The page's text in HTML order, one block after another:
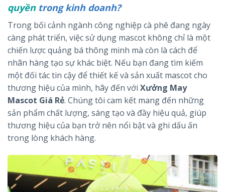
quyềntrong kinh doanh?
Trong bối cảnh ngành công nghiệp cà phê đang ngày
càng phát triển, việc sử dụng mascot không chỉ là một
chiến lược quảng bá thông minh mà còn là cách để
nhãn hàng tạo sự khác biệt. Nếu bạn đang tìm kiếm
một đối tác tin cậy để thiết kế và sản xuất mascot cho
thương hiệu của mình, hãy đến với Xưởng May
Mascot Giá Rẻ. Chúng tôi cam kết mang đến những
sản phẩm chất lượng, sáng tạo và đầy hiệu quả, giúp
thương hiệu của bạn trở nên nổi bật và ghi dấu ấn
trong lòng khách hàng.